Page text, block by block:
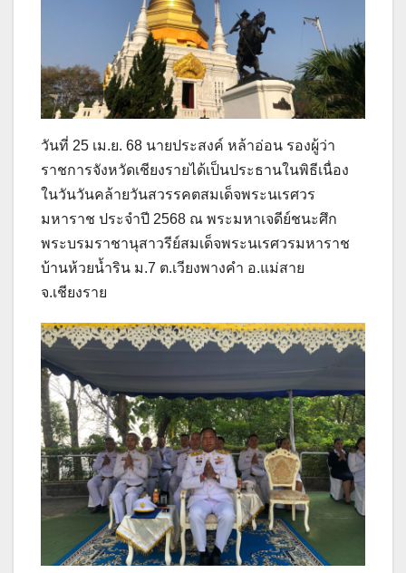
วันที่ 25 เม.ย. 68 นายประสงค์ หล้าอ่อน รองผู้ว่า
ราชการจังหวัดเชียงรายได้เป็นประธานในพิธีเนื่อง
ในวันวันคล้ายวันสวรรคตสมเด็จพระนเรศวร
มหาราช ประจำปี 2568 ณ พระมหาเจดีย์ชนะศึก
พระบรมราชานุสาวรีย์สมเด็จพระนเรศวรมหาราช
บ้านห้วยน้ำริน ม.7 ต.เวียงพางคำ อ.แม่สาย
จ.เชียงราย